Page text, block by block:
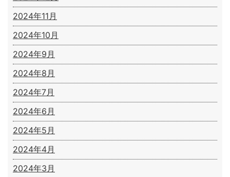
2024年11月
2024年10月
2024年9月
2024年8月
2024年7月
2024年6月
2024年5月
2024年4月
2024年3月